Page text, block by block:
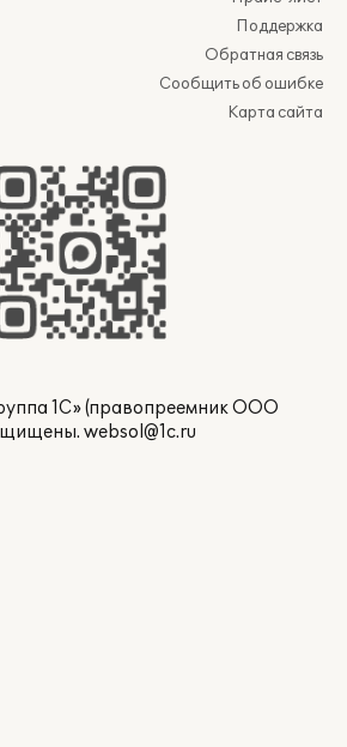
Поддержка
Обратная связь
Сообщить об ошибке
Карта сайта
1С» (правопреемник ООО
websol@1c.ru